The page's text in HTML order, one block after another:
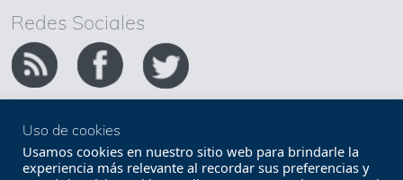
Redes Sociales
Copyright FEMP
Accesibilidad
Uso de cookies
Usamos cookies en nuestro sitio web para brindarle la
experiencia más relevante al recordar sus preferencias y